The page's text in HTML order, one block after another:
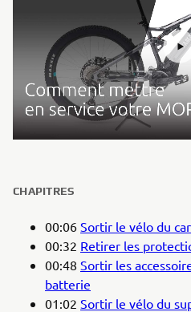
CHAPITRES
00:06 Sortir le vélo du
00:32 Retirer les
00:48 Sortir les
batterie
01:02 Sortir le vélo du